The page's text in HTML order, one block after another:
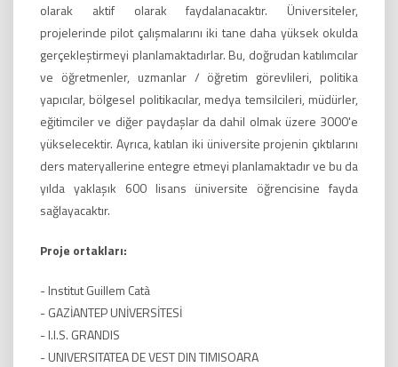
olarak aktif olarak faydalanacaktır. Üniversiteler,
projelerinde pilot çalışmalarını iki tane daha yüksek okulda
gerçekleştirmeyi planlamaktadırlar. Bu, doğrudan katılımcılar
ve öğretmenler, uzmanlar / öğretim görevlileri, politika
yapıcılar, bölgesel politikacılar, medya temsilcileri, müdürler,
eğitimciler ve diğer paydaşlar da dahil olmak üzere 3000'e
yükselecektir. Ayrıca, katılan iki üniversite projenin çıktılarını
ders materyallerine entegre etmeyi planlamaktadır ve bu da
yılda yaklaşık 600 lisans üniversite öğrencisine fayda
sağlayacaktır.
Proje ortakları:
- Institut Guillem Catà
- GAZİANTEP UNİVERSİTESİ
- I.I.S. GRANDIS
- UNIVERSITATEA DE VEST DIN TIMISOARA